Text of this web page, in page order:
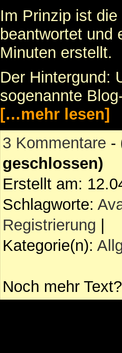
Im Prinzip ist
beantwortet und
Minuten erstellt.
Der Hintergund:
sogenannte
[…mehr lesen]
3 Kommentare -
geschlossen)
Erstellt am:
Schlagworte:
Registrierung
Kategorie(n):
Noch mehr